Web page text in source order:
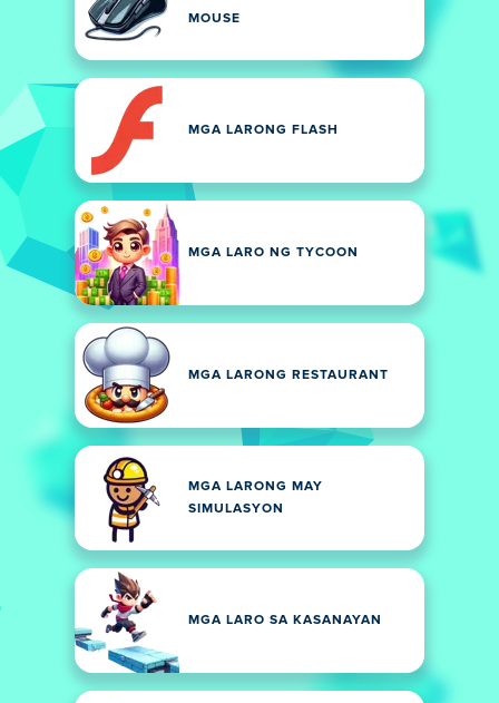
MOUSE
MGA LARONG FLASH
MGA LARO NG TYCOON
MGA LARONG RESTAURANT
MGA LARONG MAY
SIMULASYON
MGA LARO SA KASANAYAN